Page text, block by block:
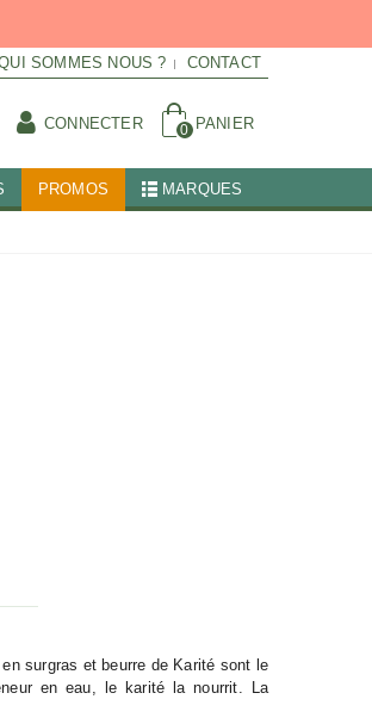
SOMMES NOUS ? CONTACT
CONNECTER 0 PANIER
PROMOS MARQUES
surgras et beurre de Karité sont le
en eau, le karité la nourrit. La